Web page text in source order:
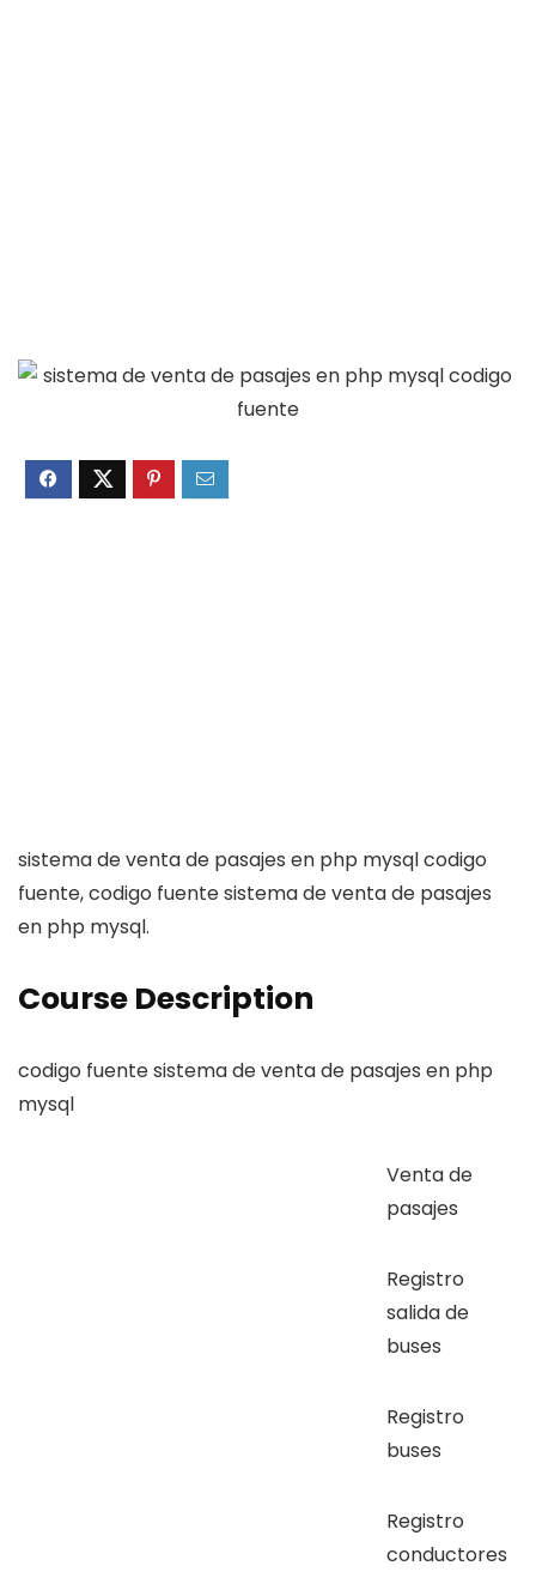
sistema de venta de pasajes en php mysql codigo
fuente, codigo fuente sistema de venta de pasajes
en php mysql.
Course Description
codigo fuente sistema de venta de pasajes en php
mysql
Venta de
pasajes
Registro
salida de
buses
Registro
buses
Registro
conductores